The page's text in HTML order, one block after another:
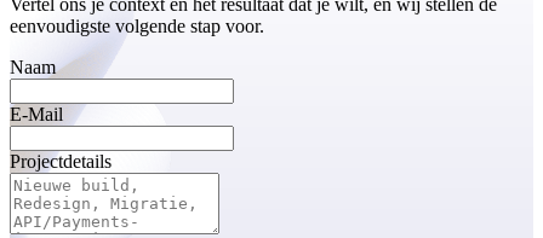
Vertel ons je context en het resultaat dat je wilt, en wij stellen de
eenvoudigste volgende stap voor.
Naam
E-Mail
Projectdetails